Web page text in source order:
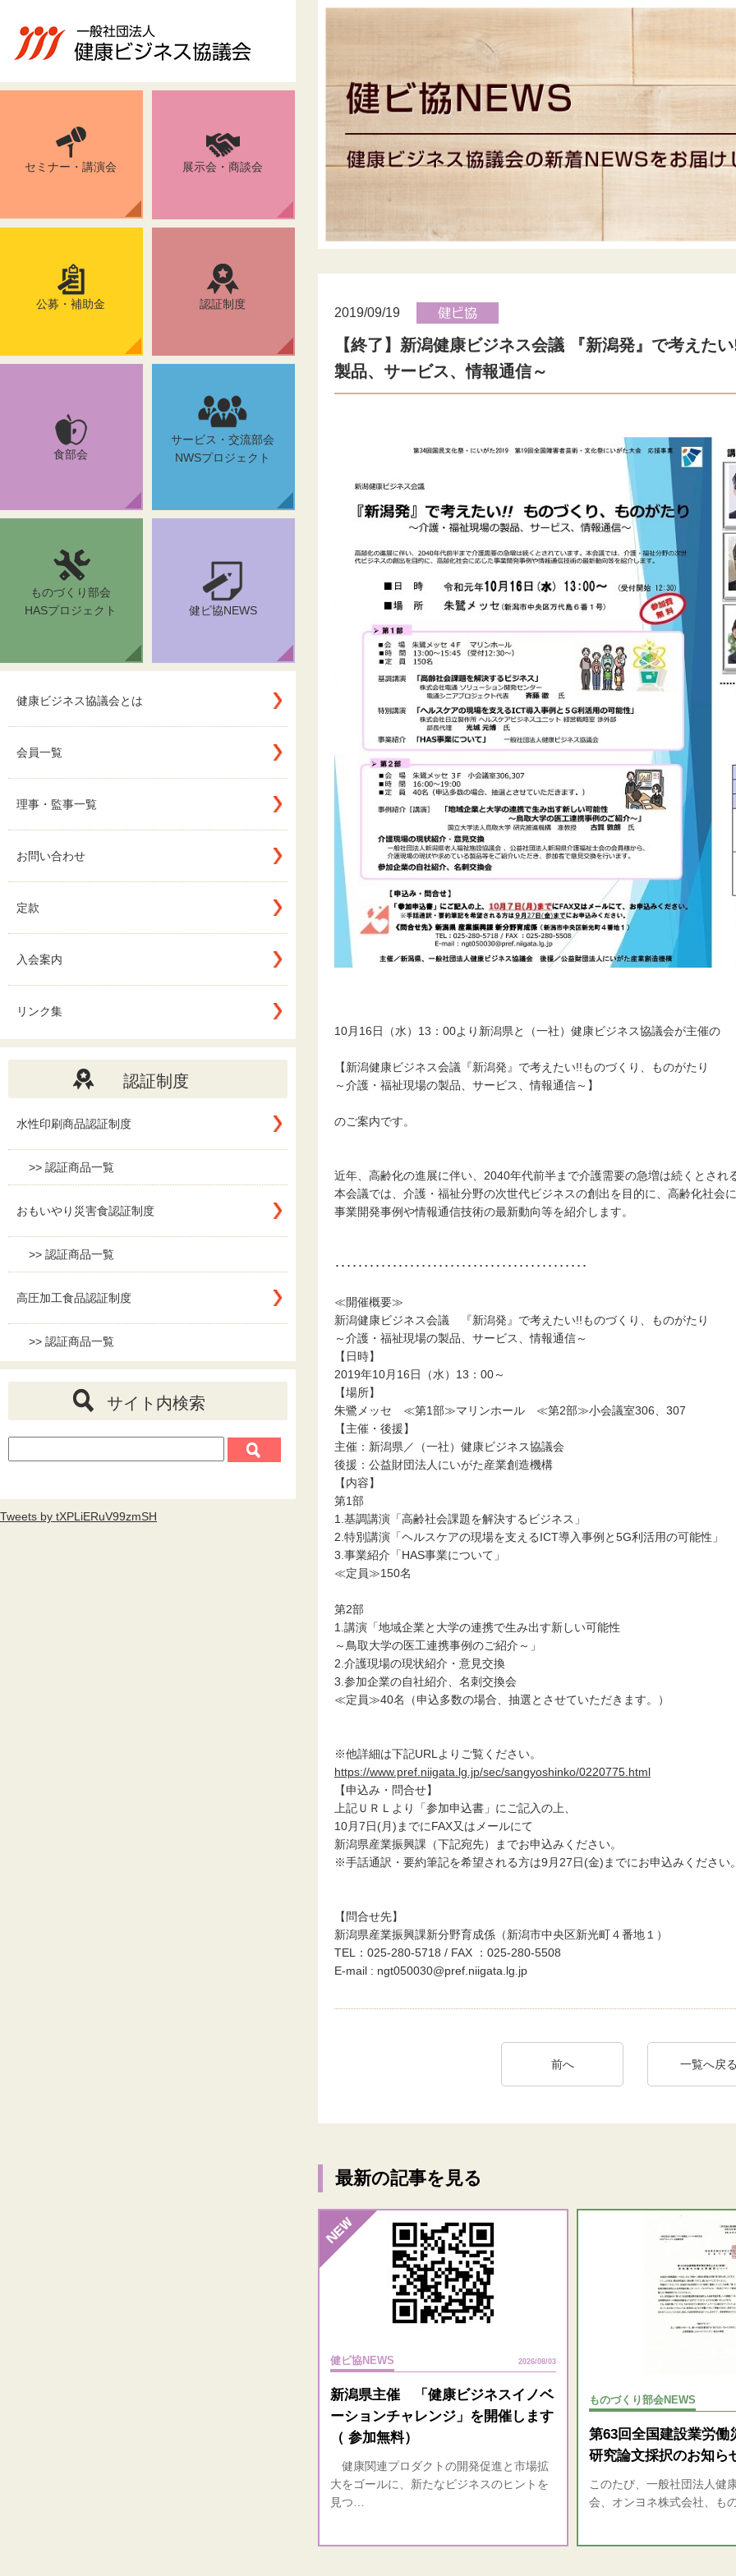
2019/09/19
【終了】新潟健康ビジネス会議 『新潟発』で考えた
製品、サービス、情報通信～
10月16日（水）13：00より新潟県と（一社）健康ビジネス協議会が主催の
【新潟健康ビジネス会議『新潟発』で考えたい!!ものづくり、ものがたり
～介護・福祉現場の製品、サービス、情報通信～】
のご案内です。
近年、高齢化の進展に伴い、2040年代前半まで介護需要の急増は続くとされ
本会議では、介護・福祉分野の次世代ビジネスの創出を目的に、高齢化社会
事業開発事例や情報通信技術の最新動向等を紹介します。
････････････････････････････････････････････
≪開催概要≫
新潟健康ビジネス会議 『新潟発』で考えたい!!ものづくり、ものがたり
～介護・福祉現場の製品、サービス、情報通信～
【日時】
2019年10月16日（水）13：00～
【場所】
朱鷺メッセ ≪第1部≫マリンホール ≪第2部≫小会議室306、307
【主催・後援】
主催：新潟県／（一社）健康ビジネス協議会
後援：公益財団法人にいがた産業創造機構
【内容】
第1部
1.基調講演「高齢社会課題を解決するビジネス」
2.特別講演「ヘルスケアの現場を支えるICT導入事例と5G利活用の可能性」
3.事業紹介「HAS事業について」
≪定員≫150名
第2部
1.講演「地域企業と大学の連携で生み出す新しい可能性
～鳥取大学の医工連携事例のご紹介～」
2.介護現場の現状紹介・意見交換
3.参加企業の自社紹介、名刺交換会
≪定員≫40名（申込多数の場合、抽選とさせていただきます。）
※他詳細は下記URLよりご覧ください。
https://www.pref.niigata.lg.jp/sec/sangyoshinko/0220775.html
【申込み・問合せ】
上記ＵＲＬより「参加申込書」にご記入の上、
10月7日(月)までにFAX又はメールにて
新潟県産業振興課（下記宛先）までお申込みください。
※手話通訳・要約筆記を希望される方は9月27日(金)までにお申込みください。
【問合せ先】
新潟県産業振興課新分野育成係（新潟市中央区新光町４番地１）
TEL：025-280-5718 / FAX ：025-280-5508
E-mail : ngt050030@pref.niigata.lg.jp
前へ 一覧へ戻る
最新の記事を見る
健ビ協NEWS 2026/08/03
新潟県主催 「健康ビジネスイノベ
ーションチャレンジ」を開催します
（ 参加無料）
健康関連プロダクトの開発促進と市場拡
大をゴールに、新たなビジネスのヒントを
見つ…
ものづくり部会NEWS
第63回全国建設業労働
研究論文採択のお知ら
このたび、一般社団法人健
会、オンヨネ株式会社、も
セミナー・講演会 展示会・商談会
公募・補助金 認証制度
食部会
サービス・交流部会
NWSプロジェクト
ものづくり部会
HASプロジェクト
健ビ協NEWS
健康ビジネス協議会とは
会員一覧
理事・監事一覧
お問い合わせ
定款
入会案内
リンク集
認証制度
水性印刷商品認証制度
>> 認証商品一覧
おもいやり災害食認証制度
>> 認証商品一覧
高圧加工食品認証制度
>> 認証商品一覧
サイト内検索
Tweets by tXPLiERuV99zmSH